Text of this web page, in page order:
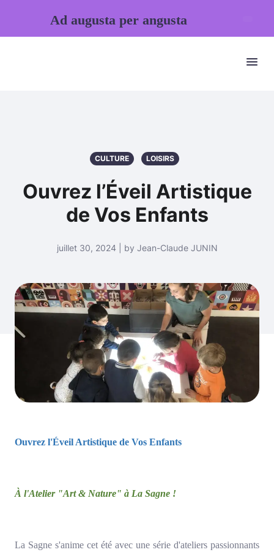
CULTURE LOISIRS
Ouvrez l’Éveil Artistique
de Vos Enfants
juillet 30, 2024 | by Jean-Claude JUNIN
Ouvrez l'Éveil Artistique de Vos Enfants
À l'Atelier "Art & Nature" à La Sagne !
La Sagne s'anime cet été avec une série d'ateliers passionnants
Ad augusta per angusta